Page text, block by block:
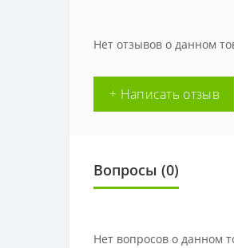
Нет отзывов о данном
+ Написать отзыв
Вопросы (0)
Нет вопросов о данном